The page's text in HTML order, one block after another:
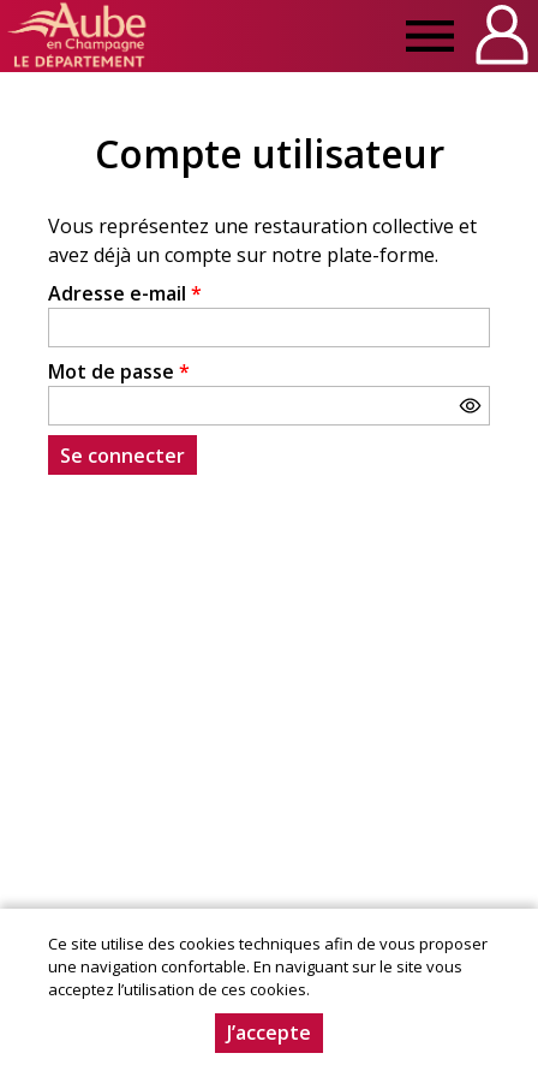
Aube
Compte utilisateur
Onglets
principaux
Adresse e-mail *
Mot de passe *
Mentions légales|Conditions Générales de Ventes|
Charte producteur
© Copyright 2020-2024 - Aube en Champagne - Le
Département. Conception :Dynapse- Partenaire numérique
des circuits courts.
Ce site utilise des cookies techniques afin de vous proposer
une navigation confortable. En naviguant sur le site vous
acceptez l’utilisation de ces cookies.
J’accepte